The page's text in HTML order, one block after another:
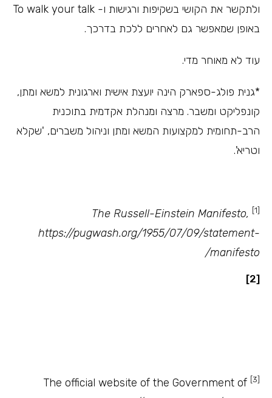
ולתקשר את הקושי בשקיפות ורגישות ו- To walk your talk
באופן שמאפשר גם לאחרים ללכת בדרכך.
עוד לא מאוחר מדי.
*גנית פולג-ספארק הינה יועצת אישית וארגונית למשא ומתן,
קונפליקט ומשבר. מרצה ומנהלת אקדמית בתוכנית
הרב-תחומית למקצועות המשא ומתן וניהול משברים, 'שקלא
וטריא'.
[1]
The Russell-Einstein Manifesto,
https://pugwash.org/1955/07/09/statement-
manifesto/
[2]
[3]
The official website of the Government of